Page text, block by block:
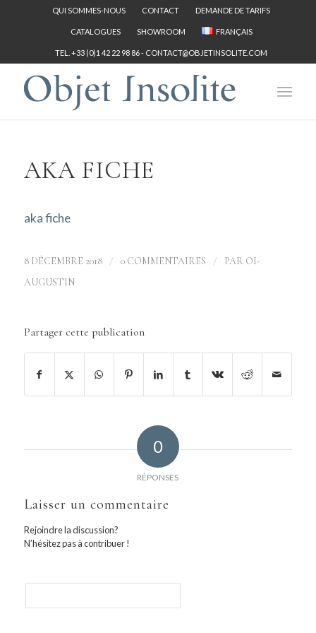
QUI SOMMES-NOUS CONTACT DEMANDE DE TARIFS
CATALOGUES SHOWROOM FRANÇAIS
TEL. +33 (0)1 42 22 98 86 - CONTACT@OBJETINSOLITE.COM
AKA FICHE
aka fiche
8 DÉCEMBRE 2018 / 0 COMMENTAIRES / PAR OI-
AUGUSTIN
Partager cette publication
0
RÉPONSES
Laisser un commentaire
Rejoindre la discussion?
N’hésitez pas à contribuer !